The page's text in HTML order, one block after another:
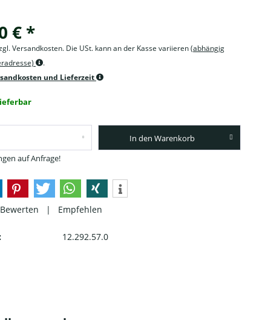
€ *
Versandkosten. Die USt. kann an der Kasse variieren(abhängig
.
und Lieferzeit
auf Anfrage!
In den Warenkorb
Bewerten | Empfehlen
12.292.57.0